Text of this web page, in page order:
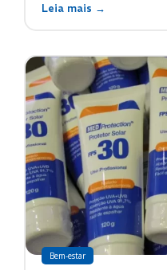
Leia mais →
Bem-estar